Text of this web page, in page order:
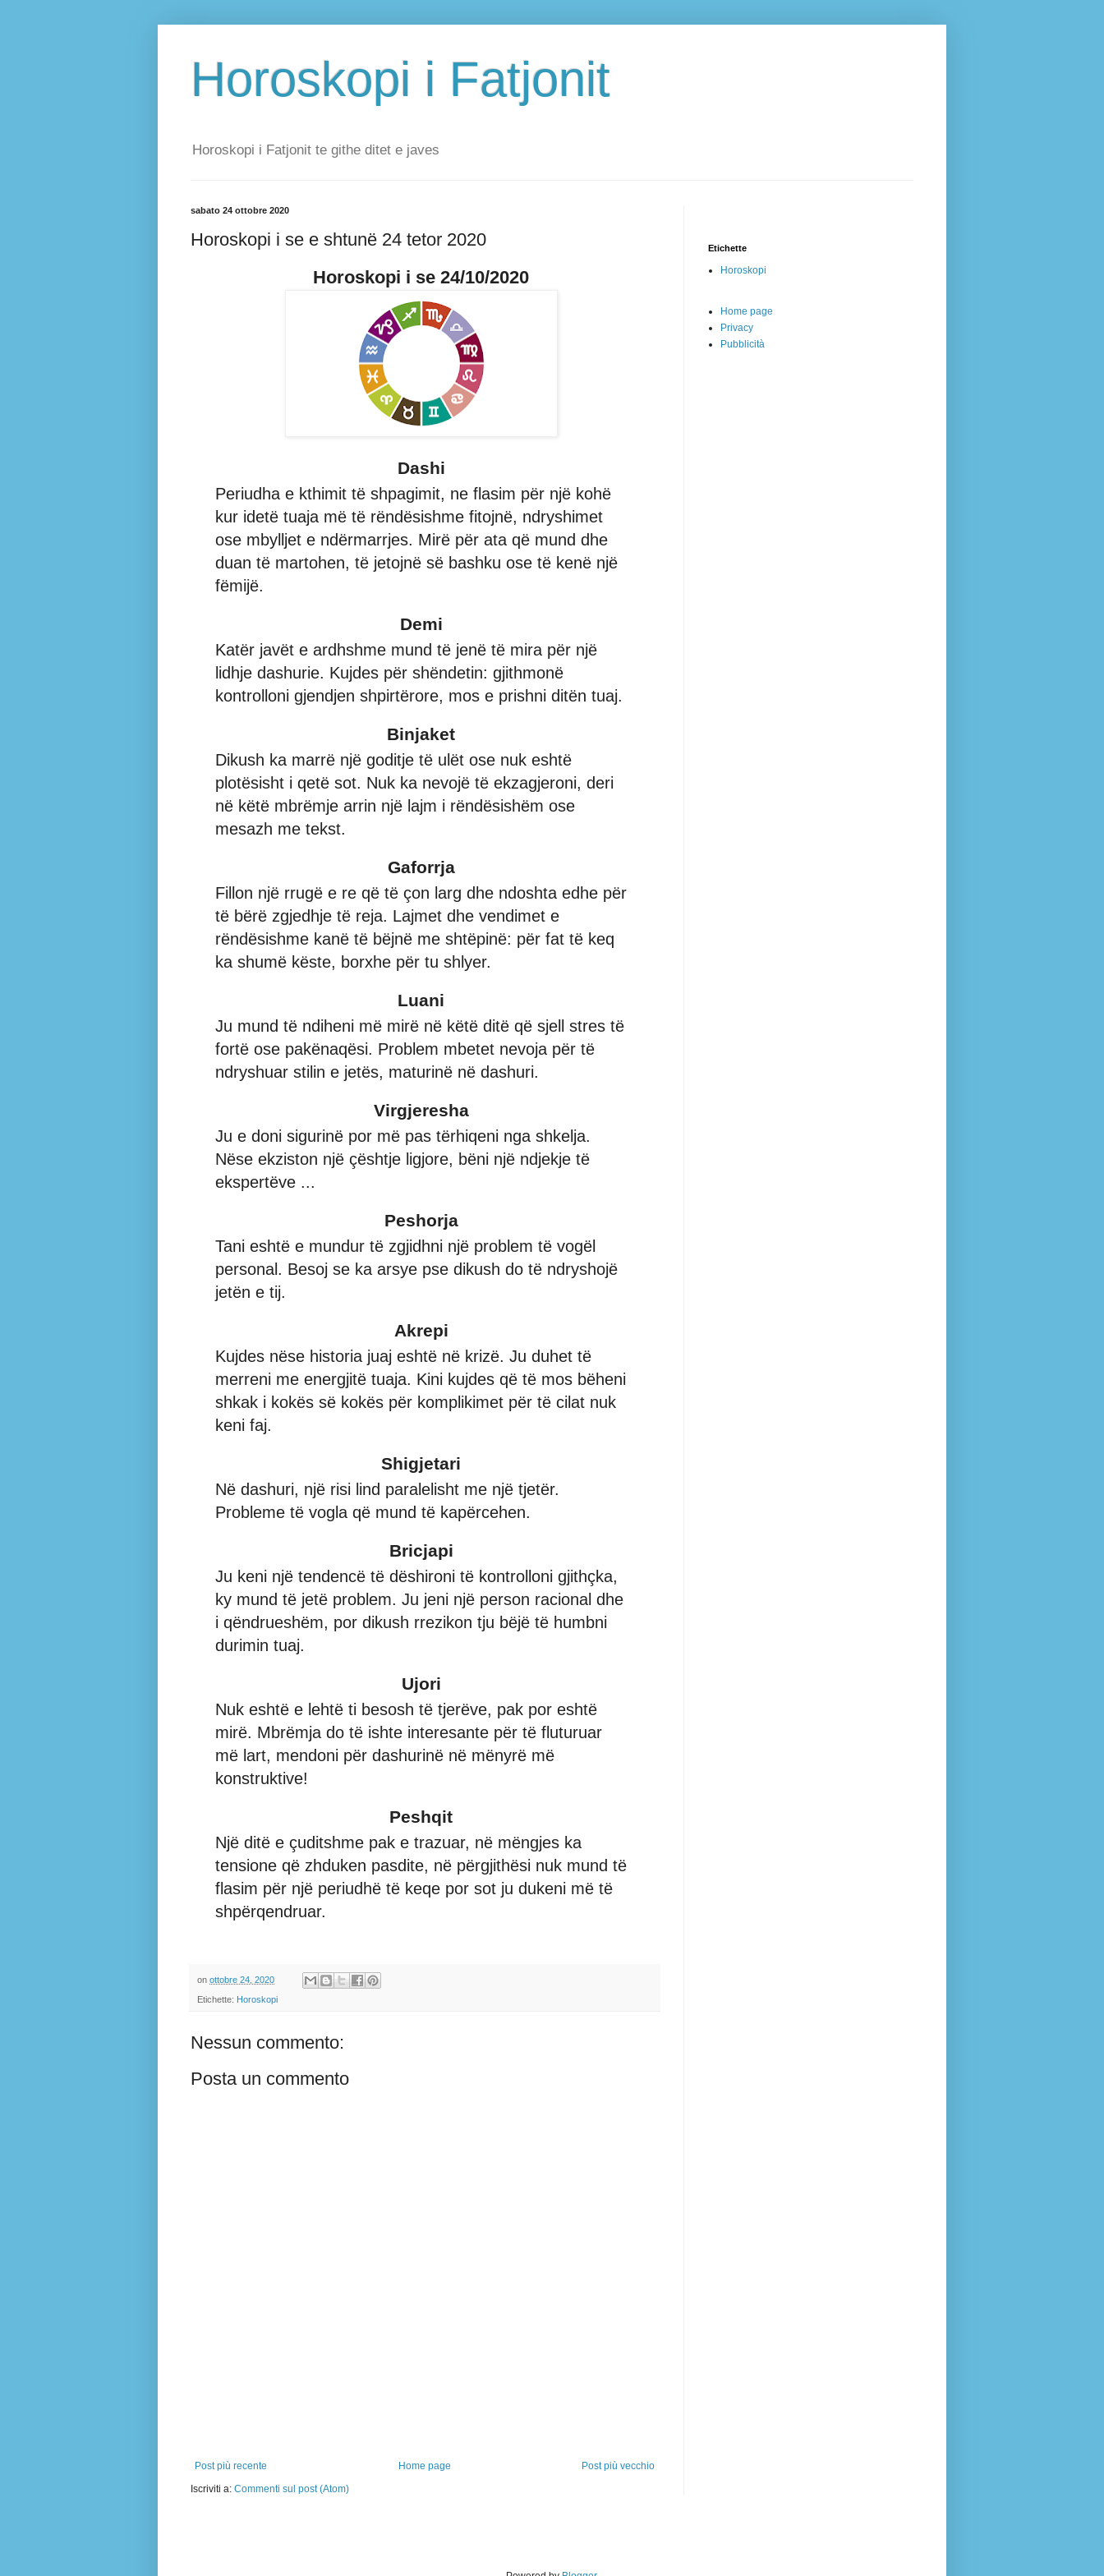
Horoskopi i Fatjonit
Horoskopi i Fatjonit te githe ditet e javes
sabato 24 ottobre 2020
Horoskopi i se e shtunë 24 tetor 2020
Horoskopi i se 24/10/2020
Dashi
Periudha e kthimit të shpagimit, ne flasim për një kohë
kur idetë tuaja më të rëndësishme fitojnë, ndryshimet
ose mbylljet e ndërmarrjes. Mirë për ata që mund dhe
duan të martohen, të jetojnë së bashku ose të kenë një
fëmijë.
Demi
Katër javët e ardhshme mund të jenë të mira për një
lidhje dashurie. Kujdes për shëndetin: gjithmonë
kontrolloni gjendjen shpirtërore, mos e prishni ditën tuaj.
Binjaket
Dikush ka marrë një goditje të ulët ose nuk eshtë
plotësisht i qetë sot. Nuk ka nevojë të ekzagjeroni, deri
në këtë mbrëmje arrin një lajm i rëndësishëm ose
mesazh me tekst.
Gaforrja
Fillon një rrugë e re që të çon larg dhe ndoshta edhe për
të bërë zgjedhje të reja. Lajmet dhe vendimet e
rëndësishme kanë të bëjnë me shtëpinë: për fat të keq
ka shumë këste, borxhe për tu shlyer.
Luani
Ju mund të ndiheni më mirë në këtë ditë që sjell stres të
fortë ose pakënaqësi. Problem mbetet nevoja për të
ndryshuar stilin e jetës, maturinë në dashuri.
Virgjeresha
Ju e doni sigurinë por më pas tërhiqeni nga shkelja.
Nëse ekziston një çështje ligjore, bëni një ndjekje të
ekspertëve ...
Peshorja
Tani eshtë e mundur të zgjidhni një problem të vogël
personal. Besoj se ka arsye pse dikush do të ndryshojë
jetën e tij.
Akrepi
Kujdes nëse historia juaj eshtë në krizë. Ju duhet të
merreni me energjitë tuaja. Kini kujdes që të mos bëheni
shkak i kokës së kokës për komplikimet për të cilat nuk
keni faj.
Shigjetari
Në dashuri, një risi lind paralelisht me një tjetër.
Probleme të vogla që mund të kapërcehen.
Bricjapi
Ju keni një tendencë të dëshironi të kontrolloni gjithçka,
ky mund të jetë problem. Ju jeni një person racional dhe
i qëndrueshëm, por dikush rrezikon tju bëjë të humbni
durimin tuaj.
Ujori
Nuk eshtë e lehtë ti besosh të tjerëve, pak por eshtë
mirë. Mbrëmja do të ishte interesante për të fluturuar
më lart, mendoni për dashurinë në mënyrë më
konstruktive!
Peshqit
Një ditë e çuditshme pak e trazuar, në mëngjes ka
tensione që zhduken pasdite, në përgjithësi nuk mund të
flasim për një periudhë të keqe por sot ju dukeni më të
shpërqendruar.
on ottobre 24, 2020
Etichette: Horoskopi
Nessun commento:
Posta un commento
Post più recente Post più vecchio
Home page
Iscriviti a: Commenti sul post (Atom)
Etichette
Horoskopi
Home page
Privacy
Pubblicità